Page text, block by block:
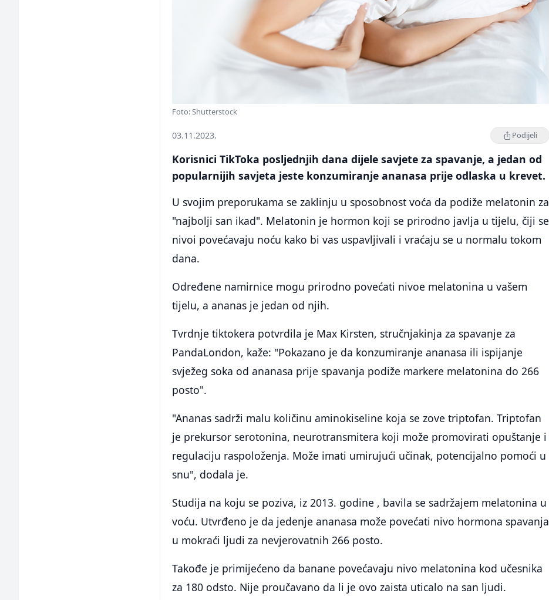
Foto: Shutterstock
03.11.2023. Podijeli
Korisnici TikToka posljednjih dana dijele savjete za spavanje, a jedan od
popularnijih savjeta jeste konzumiranje ananasa prije odlaska u krevet.
U svojim preporukama se zaklinju u sposobnost voća da podiže melatonin za
"najbolji san ikad". Melatonin je hormon koji se prirodno javlja u tijelu, čiji se
nivoi povećavaju noću kako bi vas uspavljivali i vraćaju se u normalu tokom
dana.
Određene namirnice mogu prirodno povećati nivoe melatonina u vašem
tijelu, a ananas je jedan od njih.
Tvrdnje tiktokera potvrdila je Max Kirsten, stručnjakinja za spavanje za
PandaLondon, kaže: "Pokazano je da konzumiranje ananasa ili ispijanje
svježeg soka od ananasa prije spavanja podiže markere melatonina do 266
posto".
"Ananas sadrži malu količinu aminokiseline koja se zove triptofan. Triptofan
je prekursor serotonina, neurotransmitera koji može promovirati opuštanje i
regulaciju raspoloženja. Može imati umirujući učinak, potencijalno pomoći u
snu", dodala je.
Studija na koju se poziva, iz 2013. godine , bavila se sadržajem melatonina u
voću. Utvrđeno je da jedenje ananasa može povećati nivo hormona spavanja
u mokraći ljudi za nevjerovatnih 266 posto.
Takođe je primijećeno da banane povećavaju nivo melatonina kod učesnika
za 180 odsto. Nije proučavano da li je ovo zaista uticalo na san ljudi.